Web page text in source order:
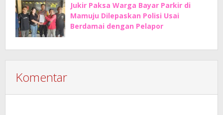
Jukir Paksa Warga Bayar Parkir di
Mamuju Dilepaskan Polisi Usai
Berdamai dengan Pelapor
Komentar